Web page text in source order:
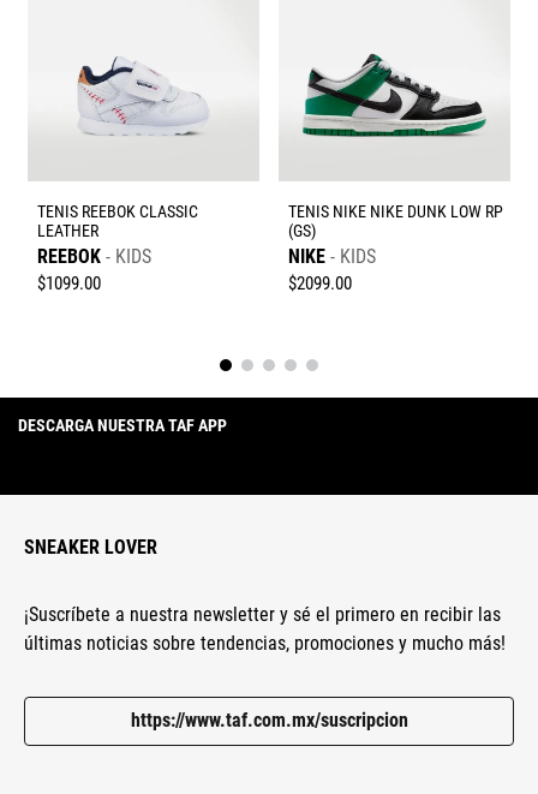
TENIS REEBOK CLASSIC
LEATHER
REEBOK KIDS
$1099.00
TENIS NIKE NIKE DUNK LOW RP
(GS)
NIKE KIDS
$2099.00
DESCARGA NUESTRA TAF APP
SNEAKER LOVER
¡Suscríbete a nuestra newsletter y sé el primero en recibir las
últimas noticias sobre tendencias, promociones y mucho más!
https://www.taf.com.mx/suscripcion